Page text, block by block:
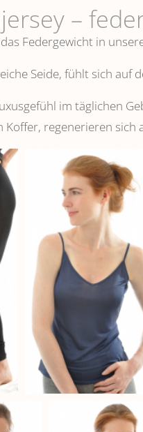
–
Federgewicht in
Seide, fühlt sich auf
im täglichen
Koffer, regenerieren